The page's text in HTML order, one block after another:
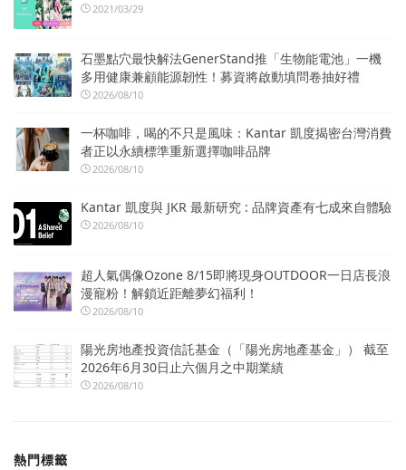
2021/03/29
石墨點穴最快解法GenerStand推「生物能電池」一機
多用健康兼顧能源韌性！募資將啟動填問卷抽好禮
2026/08/10
一杯咖啡，喝的不只是風味：Kantar 凱度揭密台灣消費
者正以永續標準重新選擇咖啡品牌
2026/08/10
Kantar 凱度與 JKR 最新研究 : 品牌資產有七成來自體驗
2026/08/10
超人氣偶像Ozone 8/15即將現身OUTDOOR一日店長浪
漫寵粉！解鎖近距離夢幻福利！
2026/08/10
陽光房地產投資信託基金（「陽光房地產基金」） 截至
2026年6月30日止六個月之中期業績
2026/08/10
熱門標籤